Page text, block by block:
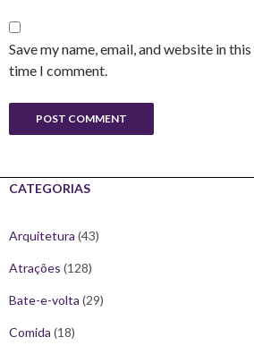
Save my name, email, and website in
time I comment.
CATEGORIAS
Arquitetura (43)
Atrações (128)
Bate-e-volta (29)
Comida (18)